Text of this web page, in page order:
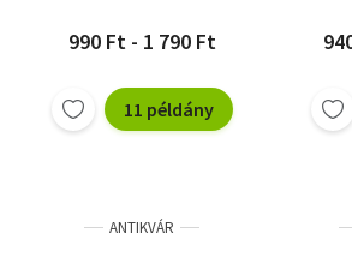
990 Ft - 1 790 Ft
11 példány
ANTIKVÁR